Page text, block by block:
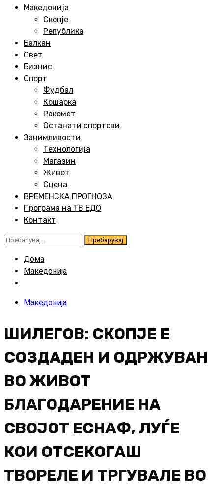
Македонија
Скопје
Република
Балкан
Свет
Бизнис
Спорт
Фудбал
Кошарка
Ракомет
Останати спортови
Занимливости
Технологија
Магазин
Живот
Сцена
ВРЕМЕНСКА ПРОГНОЗА
Програма на ТВ ЕДО
Контакт
Пребарувај
Дома
Македонија
Македонија
ШИЛЕГОВ: СКОПЈЕ Е
СОЗДАДЕН И ОДРЖУВАН
ВО ЖИВОТ
БЛАГОДАРЕНИЕ НА
СВОЈОТ ЕСНАФ, ЛУЃЕ
КОИ ОТСЕКОГАШ
ТВОРЕЛЕ И ТРГУВАЛЕ ВО